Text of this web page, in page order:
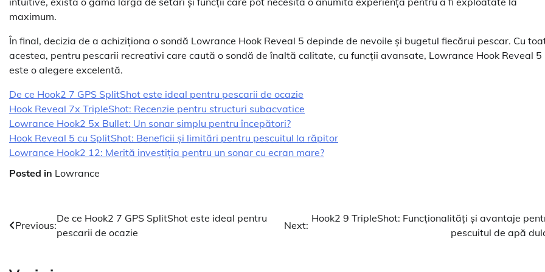
maximum.
În final, decizia de a achiziționa o sondă Lowrance Hook Reveal 5 depinde de nevoile și bugetul fiecărui pescar. Cu
acestea, pentru pescarii recreativi care caută o sondă de înaltă calitate, cu funcții avansate, Lowrance Hook Reveal 5
este o alegere excelentă.
De ce Hook2 7 GPS SplitShot este ideal pentru pescarii de ocazie
Hook Reveal 7x TripleShot: Recenzie pentru structuri subacvatice
Lowrance Hook2 5x Bullet: Un sonar simplu pentru începători?
Hook Reveal 5 cu SplitShot: Beneficii și limitări pentru pescuitul la răpitor
Lowrance Hook2 12: Merită investiția pentru un sonar cu ecran mare?
Posted in Lowrance
Navigare
articole
Previous:
De ce Hook2 7 GPS SplitShot este ideal pentru
pescarii de ocazie
Next:
Hook2 9 TripleShot: Funcționalități și avantaje
pescuitul de apă